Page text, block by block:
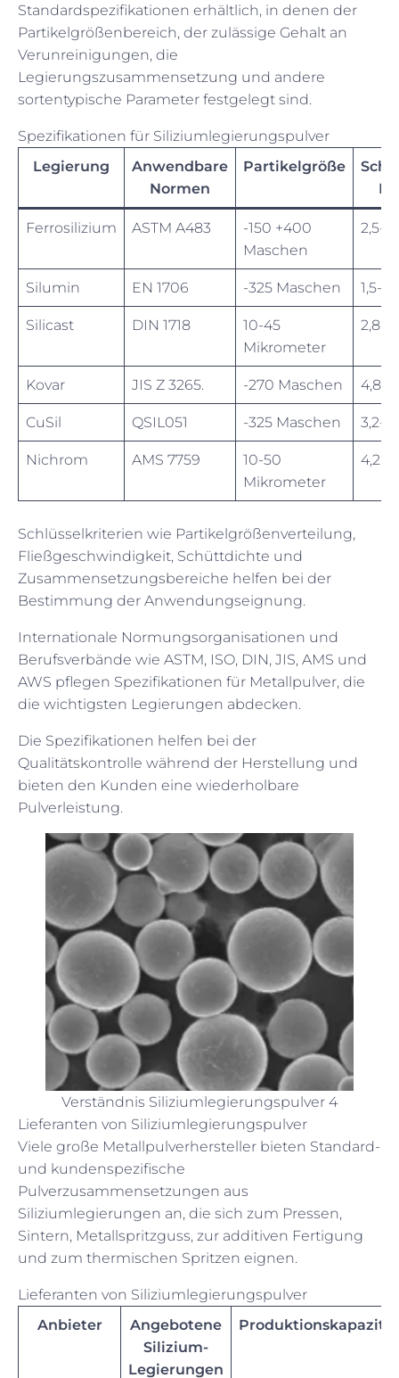
Standardspezifikationen erhältlich, in denen der
Partikelgrößenbereich, der zulässige Gehalt an
Verunreinigungen, die
Legierungszusammensetzung und andere
sortentypische Parameter festgelegt sind.
Spezifikationen für Siliziumlegierungspulver
Legierung
Anwendbare
Normen
Partikelgröße
Ferrosilizium ASTM A483
-150 +400
Maschen
2,5-
Silumin EN 1706 -325 Maschen 1,5-
Silicast DIN 1718
10-45
Mikrometer
2,8-
Kovar JIS Z 3265. -270 Maschen 4,8-
CuSil QSIL051 -325 Maschen 3,2-
Nichrom AMS 7759
10-50
Mikrometer
4,2-
Schlüsselkriterien wie Partikelgrößenverteilung,
Fließgeschwindigkeit, Schüttdichte und
Zusammensetzungsbereiche helfen bei der
Bestimmung der Anwendungseignung.
Internationale Normungsorganisationen und
Berufsverbände wie ASTM, ISO, DIN, JIS, AMS und
AWS pflegen Spezifikationen für Metallpulver, die
die wichtigsten Legierungen abdecken.
Die Spezifikationen helfen bei der
Qualitätskontrolle während der Herstellung und
bieten den Kunden eine wiederholbare
Pulverleistung.
Verständnis Siliziumlegierungspulver 4
Lieferanten von Siliziumlegierungspulver
Viele große Metallpulverhersteller bieten Standard-
und kundenspezifische
Pulverzusammensetzungen aus
Siliziumlegierungen an, die sich zum Pressen,
Sintern, Metallspritzguss, zur additiven Fertigung
und zum thermischen Spritzen eignen.
Lieferanten von Siliziumlegierungspulver
Anbieter
Angebotene
Silizium-
Legierungen
Produktionskapazität